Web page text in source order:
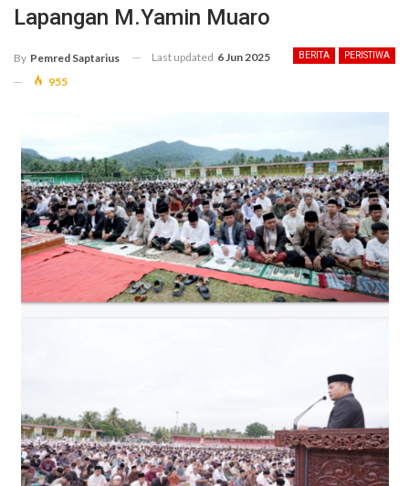
Lapangan M.Yamin Muaro
BERITA PERISTIWA
By Pemred Saptarius Last updated 6 Jun 2025
955